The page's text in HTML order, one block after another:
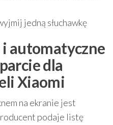
jedną słuchawkę
automatyczne
dla
Xiaomi
na ekranie jest
podaje listę